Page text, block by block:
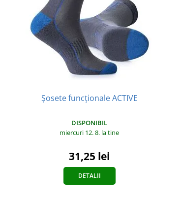
Șosete funcționale ACTIVE
DISPONIBIL
miercuri 12. 8. la tine
31,25 lei
DETALII